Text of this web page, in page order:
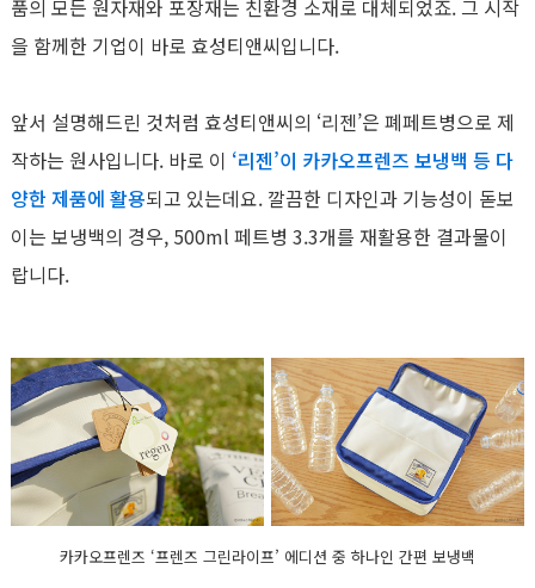
품의 모든 원자재와 포장재는 친환경 소재로 대체되었죠. 그 시작
을 함께한 기업이 바로 효성티앤씨입니다.
앞서 설명해드린 것처럼 효성티앤씨의 ‘리젠’은 폐페트병으로 제
작하는 원사입니다. 바로 이 ‘리젠’이 카카오프렌즈 보냉백 등 다
양한 제품에 활용되고 있는데요. 깔끔한 디자인과 기능성이 돋보
이는 보냉백의 경우, 500ml 페트병 3.3개를 재활용한 결과물이
랍니다.
카카오프렌즈 ‘프렌즈 그린라이프’ 에디션 중 하나인 간편 보냉백